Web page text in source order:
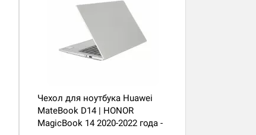
Чехол для ноутбука Huawei
MateBook D14 | HONOR
MagicBook 14 2020-2022 года -